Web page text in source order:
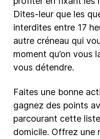
Dites-leur que les
interdites entre 17
autre créneau qui
moment qu’on vous
vous détendre.
Faites une bonne
gagnez des points
parcourant cette
domicile. Offrez une